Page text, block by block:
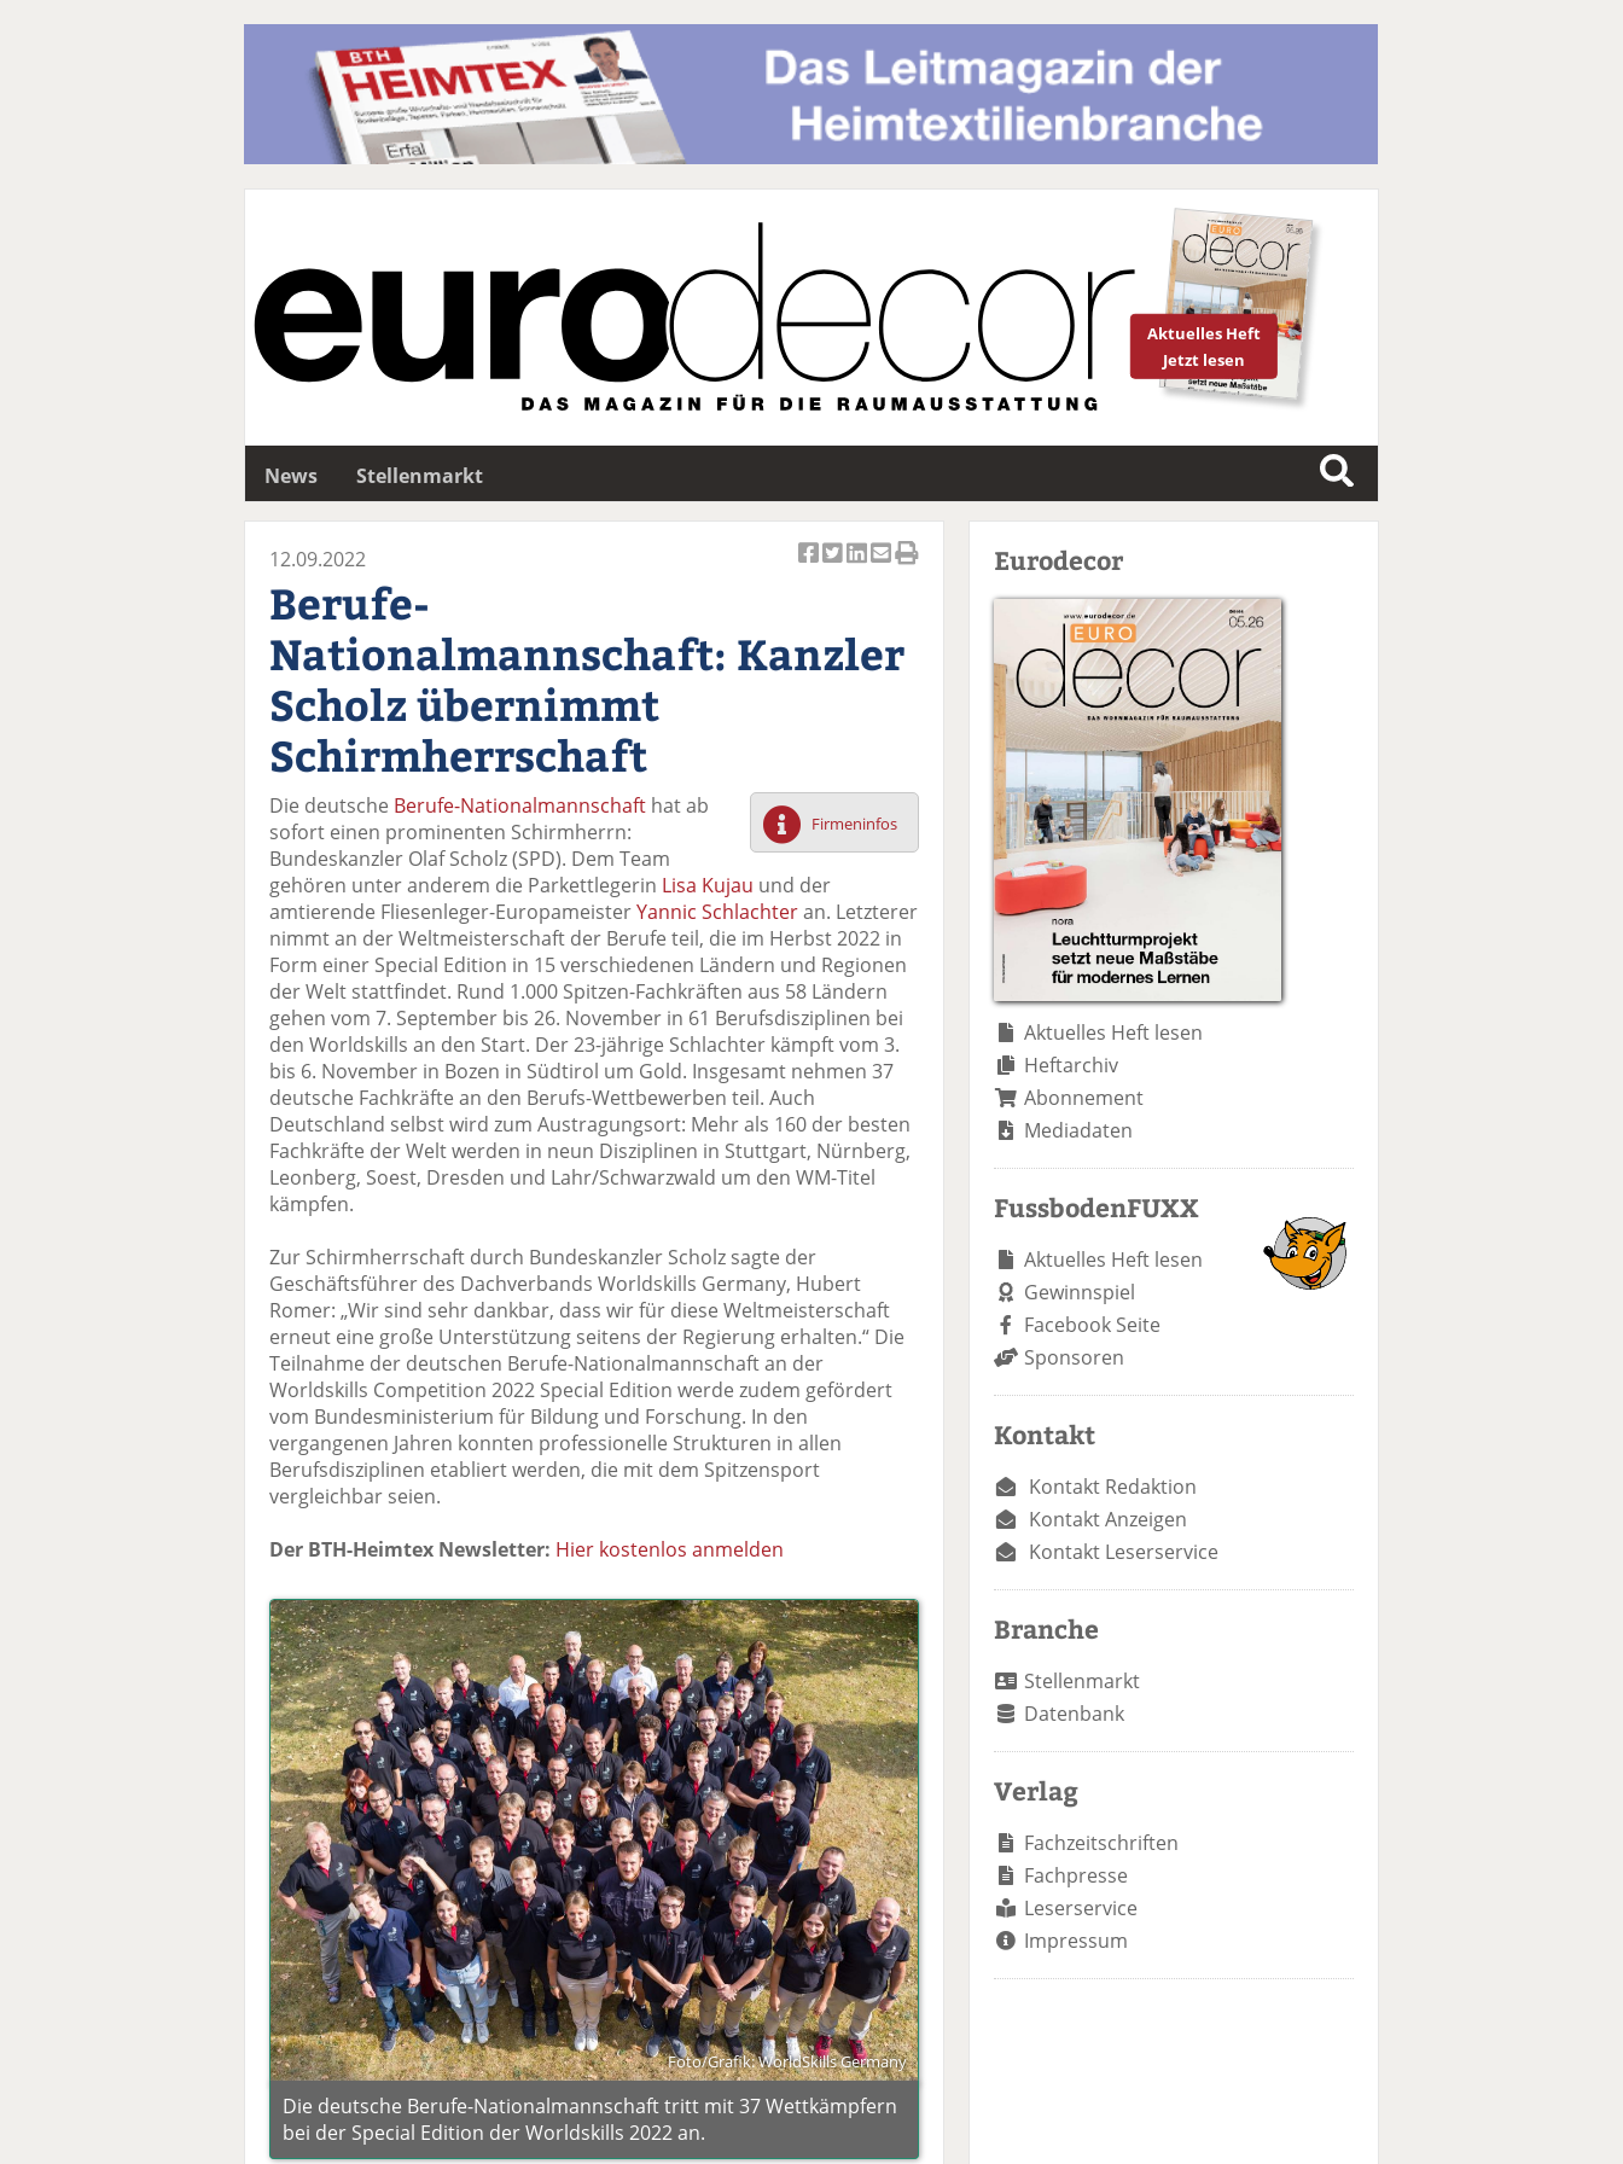
Aktuelles Heft
Jetzt lesen
News
Stellenmarkt
S
u
el
e
b
o
o
k
te
il
e
n
el
n
k
el
k
e
di
te
il
e
n
el
ai
l
v
se
n
d
e
n
el
n
12.09.2022
Berufe-
Nationalmannschaft: Kanzler
Scholz übernimmt
Schirmherrschaft
Firmeninfos
Die deutsche Berufe-Nationalmannschaft hat ab
sofort einen prominenten Schirmherrn:
Bundeskanzler Olaf Scholz (SPD). Dem Team
gehören unter anderem die Parkettlegerin Lisa Kujau und der
amtierende Fliesenleger-EuropameisterYannic Schlachteran. Letzterer
nimmt an der Weltmeisterschaft der Berufe teil, die im Herbst 2022 in
Form einer Special Edition in 15 verschiedenen Ländern und Regionen
der Welt stattfindet. Rund 1.000 Spitzen-Fachkräften aus 58 Ländern
gehen vom 7. September bis 26. November in 61 Berufsdisziplinen bei
den Worldskills an den Start. Der 23-jährige Schlachter kämpft vom 3.
bis 6. November in Bozen in Südtirol um Gold. Insgesamt nehmen 37
deutsche Fachkräfte an den Berufs-Wettbewerben teil. Auch
Deutschland selbst wird zum Austragungsort: Mehr als 160 der besten
Fachkräfte der Welt werden in neun Disziplinen in Stuttgart, Nürnberg,
Leonberg, Soest, Dresden und Lahr/Schwarzwald um den WM-Titel
kämpfen.
Zur Schirmherrschaft durch Bundeskanzler Scholz sagte der
Geschäftsführer des Dachverbands Worldskills Germany, Hubert
Romer: „Wir sind sehr dankbar, dass wir für diese Weltmeisterschaft
erneut eine große Unterstützung seitens der Regierung erhalten.“ Die
Teilnahme der deutschen Berufe-Nationalmannschaft an der
Worldskills Competition 2022 Special Edition werde zudem gefördert
vom Bundesministerium für Bildung und Forschung. In den
vergangenen Jahren konnten professionelle Strukturen in allen
Berufsdisziplinen etabliert werden, die mit dem Spitzensport
vergleichbar seien.
Der BTH-Heimtex Newsletter: Hier kostenlos anmelden
Foto/Grafik: WorldSkills Germany
Die deutsche Berufe-Nationalmannschaft tritt mit 37 Wettkämpfern
bei der Special Edition der Worldskills 2022 an.
Eurodecor
Aktuelles Heft lesen
Heftarchiv
Abonnement
Mediadaten
FussbodenFUXX
Aktuelles Heft lesen
Gewinnspiel
Facebook Seite
Sponsoren
Kontakt
Kontakt Redaktion
Kontakt Anzeigen
Kontakt Leserservice
Branche
Stellenmarkt
Datenbank
Verlag
Fachzeitschriften
Fachpresse
Leserservice
Impressum